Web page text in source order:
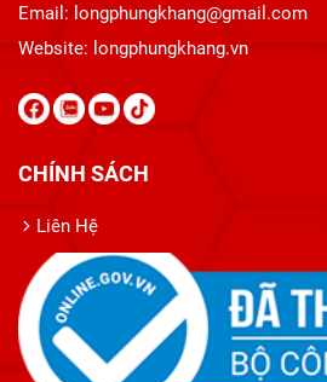
Email: longphungkhang@gmail.com
Website: longphungkhang.vn
CHÍNH SÁCH
Liên Hệ